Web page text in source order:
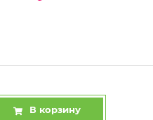
В корзину